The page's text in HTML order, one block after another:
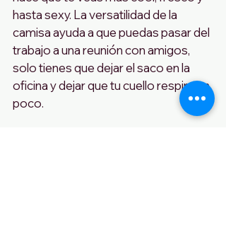
hasta sexy. La versatilidad de la
camisa ayuda a que puedas pasar del
trabajo a una reunión con amigos,
solo tienes que dejar el saco en la
oficina y dejar que tu cuello respire un
poco.